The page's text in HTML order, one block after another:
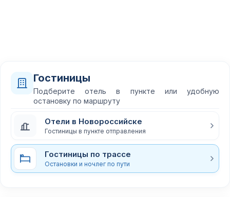
Гостиницы
Подберите отель в пункте или удобную
остановку по маршруту
Отели в Новороссийске
Гостиницы в пункте отправления
Гостиницы по трассе
Остановки и ночлег по пути